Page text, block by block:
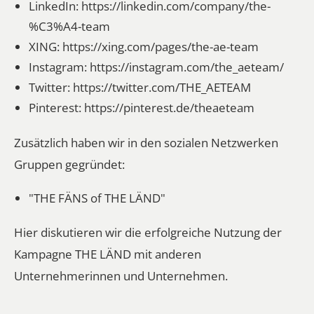
LinkedIn: https://linkedin.com/company/the-
%C3%A4-team
XING: https://xing.com/pages/the-ae-team
Instagram: https://instagram.com/the_aeteam/
Twitter: https://twitter.com/THE_AETEAM
Pinterest: https://pinterest.de/theaeteam
Zusätzlich haben wir in den sozialen Netzwerken
Gruppen gegründet:
"THE FÄNS of THE LÄND"
Hier diskutieren wir die erfolgreiche Nutzung der
Kampagne THE LÄND mit anderen
Unternehmerinnen und Unternehmen.